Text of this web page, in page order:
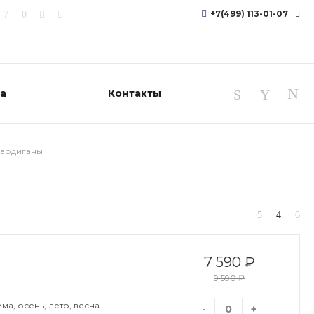
+7(499) 113-01-07
Большой
Овсеенко,д.13
shop@shoppingcore.ru
07
Контакты
7 590 ₽
9 590 ₽
- +
осень, лето, весна